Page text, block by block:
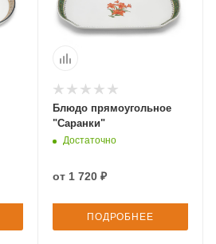
Блюдо прямоугольное
"Саранки"
Достаточно
от 1 720 ₽
ПОДРОБНЕЕ